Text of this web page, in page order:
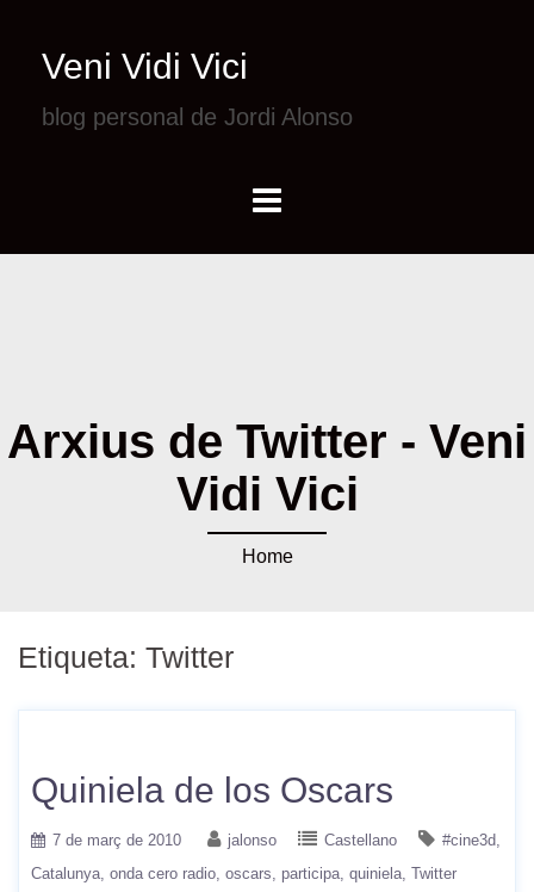
Veni Vidi Vici
blog personal de Jordi Alonso
Arxius de Twitter - Veni
Vidi Vici
Home
Etiqueta: Twitter
Quiniela de los Oscars
7 de març de 2010 jalonso Castellano
#cine3d
Catalunya onda cero radio oscars participa quiniela Twitter